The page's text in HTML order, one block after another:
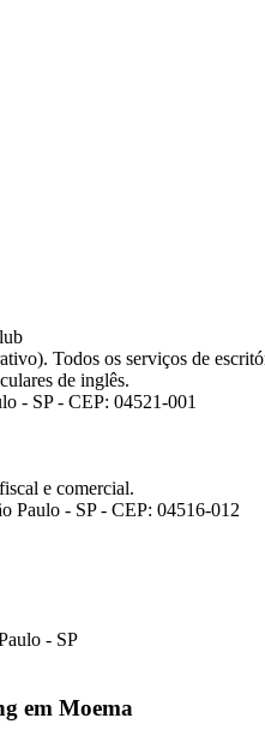
Todos os serviços de
de inglês.
- SP - CEP: 04521-001
e comercial.
Paulo - SP - CEP: 04516-012
- SP
em Moema